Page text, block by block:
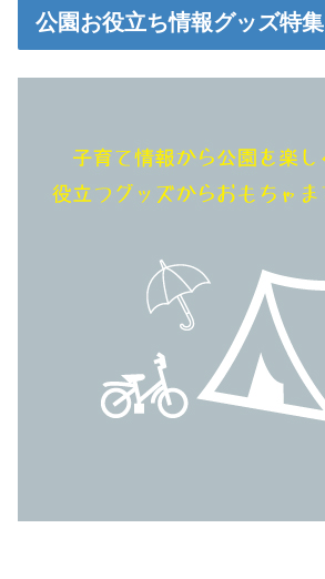
公園お役立ち情報グッズ特集